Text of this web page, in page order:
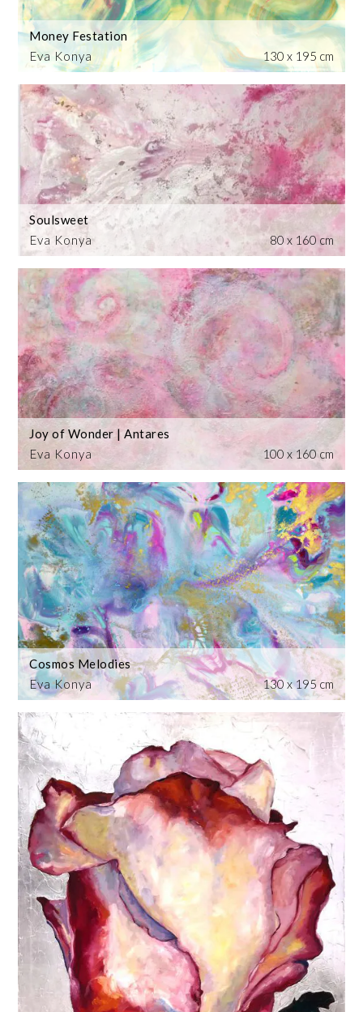
Eva Konya
Money Festation
130 x 195 cm
Eva Konya
Soulsweet
80 x 160 cm
Eva Konya
Joy of Wonder | Antares
100 x 160 cm
Eva Konya
Cosmos Melodies
130 x 195 cm